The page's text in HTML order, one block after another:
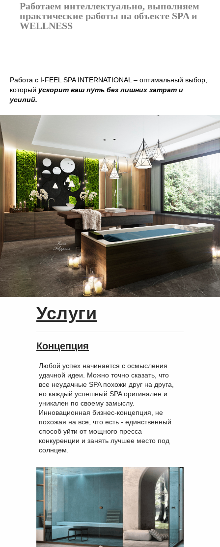
Работаем интеллектуально, выполняем
практические работы на объекте SPA и
WELLNESS
Работа с I-FEEL SPA INTERNATIONAL – оптимальный выбор,
который ускорит ваш путь без лишних затрат и
усилий.
Услуги
Концепция
Любой успех начинается с осмысления
удачной идеи. Можно точно сказать, что
все неудачные SPA похожи друг на друга,
но каждый успешный SPA оригинален и
уникален по своему замыслу.
Инновационная бизнес-концепция, не
похожая на все, что есть - единственный
способ уйти от мощного пресса
конкуренции и занять лучшее место под
солнцем.